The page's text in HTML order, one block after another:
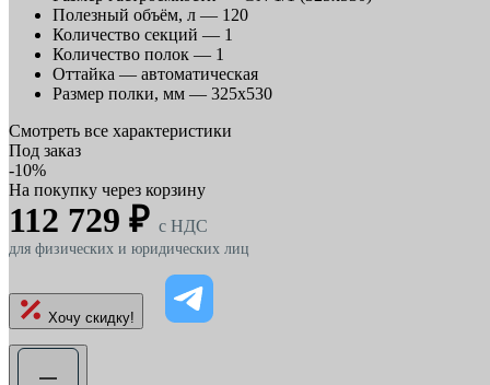
Полезный объём, л — 120
Количество секций — 1
Количество полок — 1
Оттайка — автоматическая
Размер полки, мм — 325х530
Смотреть все характеристики
Под заказ
-10%
На покупку через корзину
112 729 ₽ c НДС
для физических и юридических лиц
Хочу скидку!